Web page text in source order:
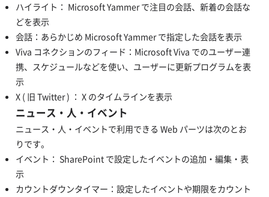
ハイライト： Microsoft Yammer で注目の会話、新着の会話な
どを表示
会話：あらかじめ Microsoft Yammer で指定した会話を表示
Viva コネクションのフィード：Microsoft Viva でのユーザー連
携、スケジュールなどを使い、ユーザーに更新プログラムを表
示
X ( 旧 Twitter ) ： X のタイムラインを表示
ニュース・人・イベント
ニュース・人・イベントで利用できる Web パーツは次のとお
りです。
イベント： SharePoint で設定したイベントの追加・編集・表
示
カウントダウンタイマー：設定したイベントや期限をカウント